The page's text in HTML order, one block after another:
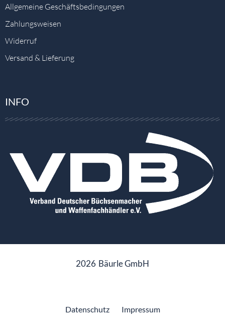
Allgemeine Geschäftsbedingungen
Zahlungsweisen
Widerruf
Versand & Lieferung
INFO
2026 Bäurle GmbH
Datenschutz Impressum